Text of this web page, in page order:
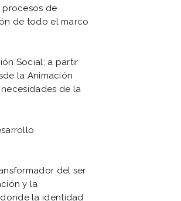
de
de todo el marco
Social; a partir
la Animación
de la
del ser
y la
la identidad